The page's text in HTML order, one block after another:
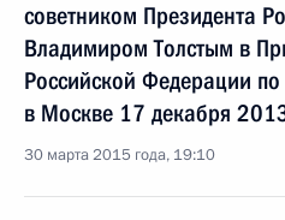
советником Президента
Владимиром Толстым в
Российской Федерации
в Москве 17 декабря
30 марта 2015 года, 19:10